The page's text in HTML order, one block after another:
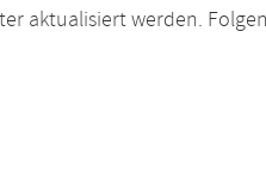
aktualisiert werden.